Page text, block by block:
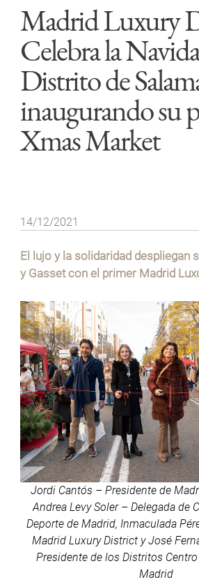
Madrid Luxury
Celebra la
Distrito de
inaugurando su
Xmas Market
14/12/2021
El lujo y la solidaridad despliegan
y Gasset con el primer Madrid
Jordi Cantós – Presidente de
Andrea Levy Soler – Delegada de
Deporte de Madrid, Inmaculada
Madrid Luxury District y José
Presidente de los Distritos
Madrid